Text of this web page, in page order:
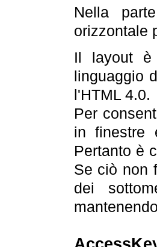
Nella
orizzontale
Il layout è
linguaggio
l'HTML 4.0.
Per
in finestre
Pertanto è
Se ciò non
dei